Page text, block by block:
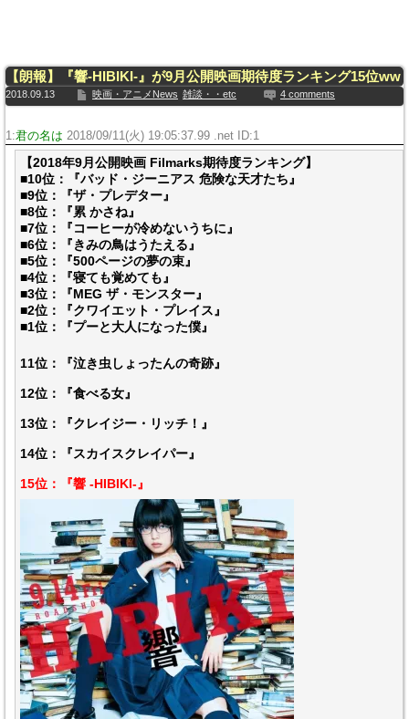
【朗報】『響-HIBIKI-』が9月公開映画期待度ランキング15位ww
2018.09.13 映画・アニメNews 雑談・・etc 4 comments
1:君の名は 2018/09/11(火) 19:05:37.99 .net ID:1
【2018年9月公開映画 Filmarks期待度ランキング】
■10位：『バッド・ジーニアス 危険な天才たち』
■9位：『ザ・プレデター』
■8位：『累 かさね』
■7位：『コーヒーが冷めないうちに』
■6位：『きみの鳥はうたえる』
■5位：『500ページの夢の束』
■4位：『寝ても覚めても』
■3位：『MEG ザ・モンスター』
■2位：『クワイエット・プレイス』
■1位：『プーと大人になった僕』
11位：『泣き虫しょったんの奇跡』
12位：『食べる女』
13位：『クレイジー・リッチ！』
14位：『スカイスクレイパー』
15位：『響 -HIBIKI-』